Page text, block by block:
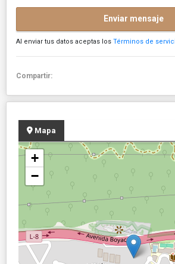
Enviar mensaje
Al enviar tus datos aceptas los Términos de
Compartir:
Mapa
+
−